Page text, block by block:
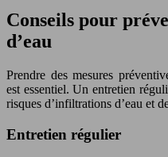
Conseils pour
d’eau
Prendre des mesures
est essentiel. Un entretien
risques d’infiltrations d’eau et
Entretien régulier